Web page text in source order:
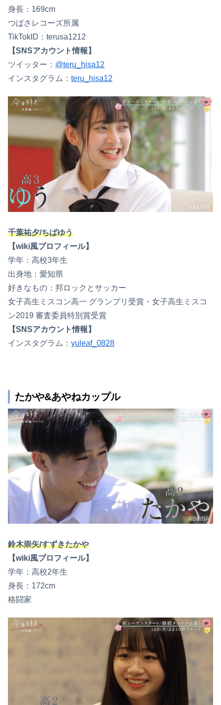
身長：169cm
つばさレコーズ所属
TikTokID：terusa1212
【SNSアカウント情報】
ツイッター： @teru_hisa12
インスタグラム： teru_hisa12
千葉祐夕/ちばゆう
【wiki風プロフィール】
学年：高校3年生
出身地：愛知県
好きなもの：邦ロックとサッカー
女子高生ミスコン高一 グランプリ受賞・女子高生ミスコ
ン2019 審査委員特別賞受賞
【SNSアカウント情報】
インスタグラム： yuleaf_0828
たかや&あやねカップル
鈴木崇矢/すずきたかや
【wiki風プロフィール】
学年：高校2年生
身長：172cm
格闘家